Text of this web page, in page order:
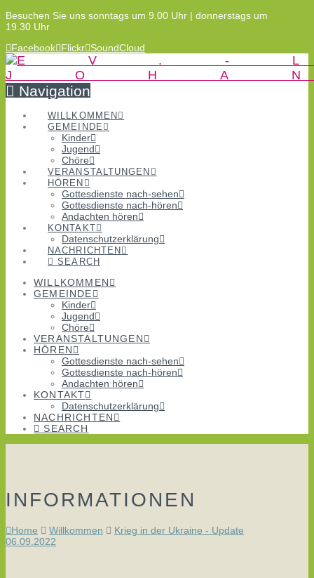
Besuchen Sie uns sonntags um 9.00 Uhr | donnerstags um
19.30 Uhr
Facebook Flickr SoundCloud
Navigation
WILLKOMMEN
GEMEINDE
Kinder
Jugend
Chöre
VERANSTALTUNGEN
HÖREN
Gottesdienste nach-sehen
Gottesdienste nach-hören
Andachten hören
KONTAKT
Datenschutzerklärung
NACHRICHTEN
SEARCH
WILLKOMMEN
GEMEINDE
Kinder
Jugend
Chöre
VERANSTALTUNGEN
HÖREN
Gottesdienste nach-sehen
Gottesdienste nach-hören
Andachten hören
KONTAKT
Datenschutzerklärung
NACHRICHTEN
SEARCH
INFORMATIONEN
Home Willkommen
Krieg in der Ukraine - Update
06.09.2022